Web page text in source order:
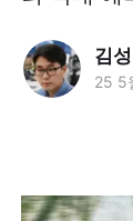
김
25 5